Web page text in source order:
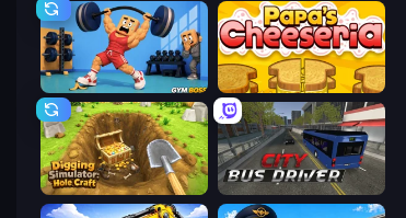
Gym Boss Papa's Cheeseria
Digging Simulator: Hole Craft City Bus Driver